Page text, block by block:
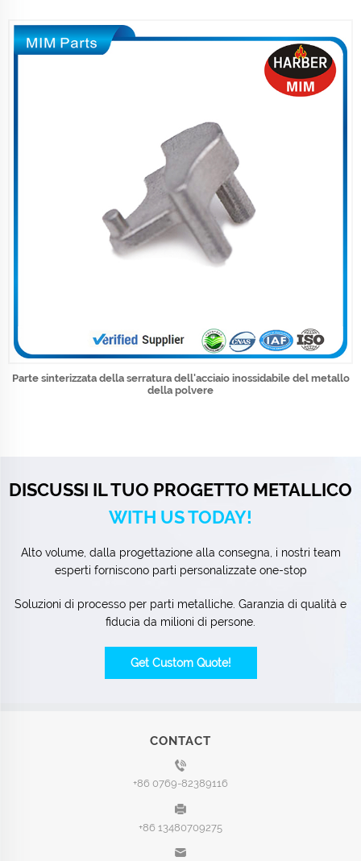
Parte sinterizzata della serratura dell'acciaio inossidabile del metallo
della polvere
DISCUSSI IL TUO PROGETTO METALLICO
WITH US TODAY!
Alto volume, dalla progettazione alla consegna, i nostri team
esperti forniscono parti personalizzate one-stop
Soluzioni di processo per parti metalliche. Garanzia di qualità e
fiducia da milioni di persone.
Get Custom Quote!
CONTACT
+86 0769-82389116
+86 13480709275